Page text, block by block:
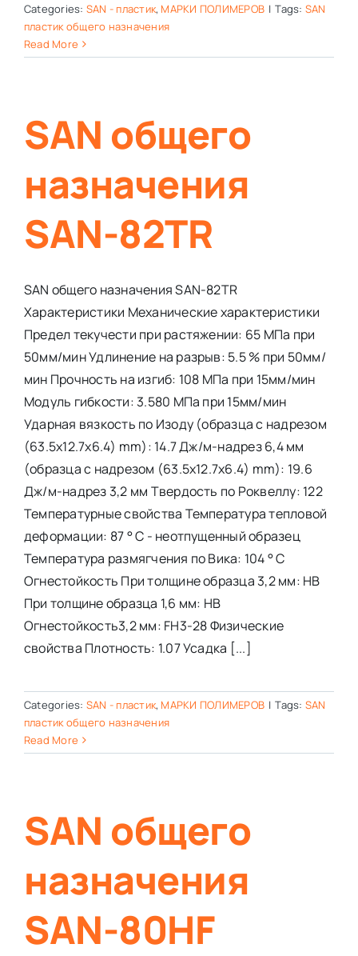
Categories: SAN - пластик, МАРКИ ПОЛИМЕРОВ | Tags: SAN
пластик общего назначения
Read More
SAN общего
назначения
SAN-82TR
SAN общего назначения SAN-82TR
Характеристики Механические характеристики
Предел текучести при растяжении: 65 МПа при
50мм/мин Удлинение на разрыв: 5.5 % при 50мм/
мин Прочность на изгиб: 108 МПа при 15мм/мин
Модуль гибкости: 3.580 МПа при 15мм/мин
Ударная вязкость по Изоду (образца с надрезом
(63.5x12.7x6.4) mm): 14.7 Дж/м-надрез 6,4 мм
(образца с надрезом (63.5x12.7x6.4) mm): 19.6
Дж/м-надрез 3,2 мм Твердость по Роквеллу: 122
Температурные свойства Температура тепловой
деформации: 87 ° С - неотпущенный образец
Температура размягчения по Вика: 104 ° С
Огнестойкость При толщине образца 3,2 мм: HB
При толщине образца 1,6 мм: HB
Огнестойкость3,2 мм: FH3-28 Физические
свойства Плотность: 1.07 Усадка [...]
Categories: SAN - пластик, МАРКИ ПОЛИМЕРОВ | Tags: SAN
пластик общего назначения
Read More
SAN общего
назначения
SAN-80HF